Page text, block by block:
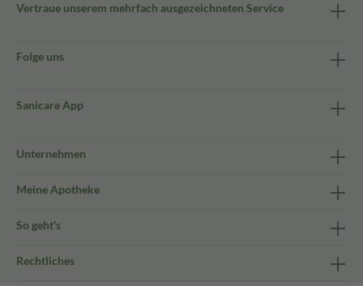
Vertraue unserem mehrfach ausgezeichneten Service
Folge uns
Sanicare App
Unternehmen
Meine Apotheke
So geht's
Rechtliches